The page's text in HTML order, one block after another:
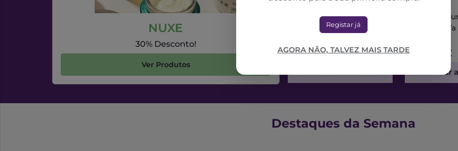
Registar já
AGORA NÃO, TALVEZ MAIS TARDE
NUXE
30% Desconto!
Ver Produtos
NUXE
Nuxe Nuxuriance Ultra
Creme Dia Alfa 3R
71,42€
Nuxe
Sérum
73,56€
Adicionar
Destaques da Semana